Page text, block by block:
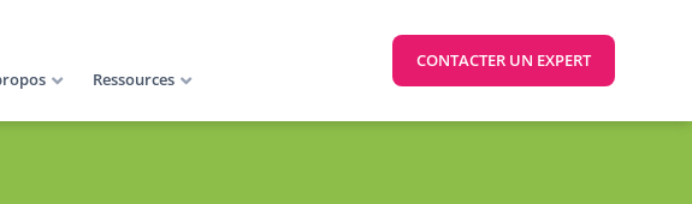
Ressources
CONTACTER UN EXPERT